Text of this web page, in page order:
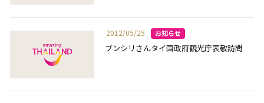
2012/05/25
ブンシリさんタイ国政府観光庁表敬訪問